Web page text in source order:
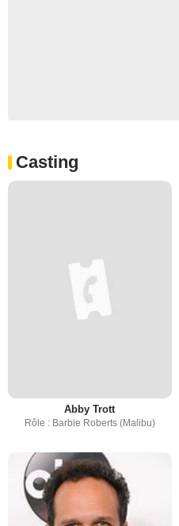
Casting
Abby Trott
Rôle : Barbie Roberts (Malibu)